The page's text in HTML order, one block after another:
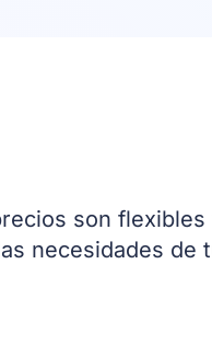
son flexibles
necesidades de